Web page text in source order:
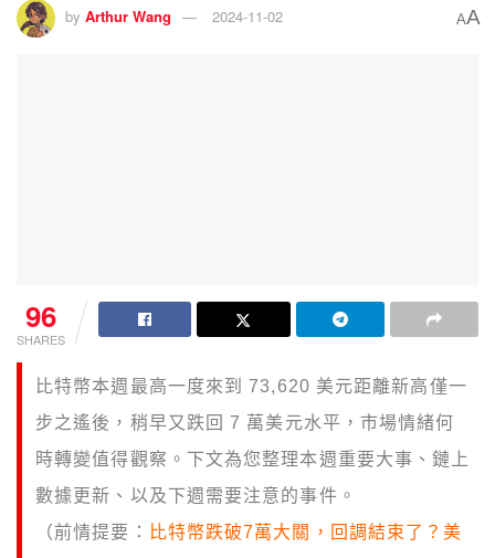
by Arthur Wang 2024-11-02 AA
96
SHARES
比特幣本週最高一度來到 73,620 美元距離新高僅一
步之遙後，稍早又跌回 7 萬美元水平，市場情緒何
時轉變值得觀察。下文為您整理本週重要大事、鏈上
數據更新、以及下週需要注意的事件。
（前情提要：
比特幣跌破7萬大關，回調結束了？美